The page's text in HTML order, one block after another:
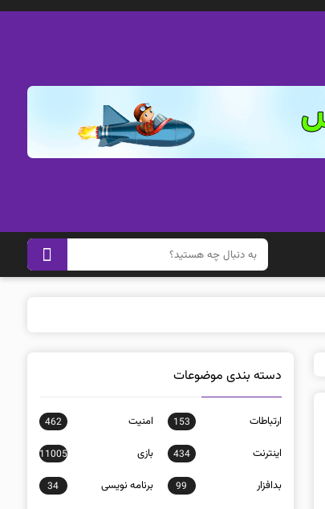
دسته بندی موضوعات
ارتباطات 153 امنيت 462
اينترنت 434 بازی 11005
بدافزار 99 برنامه نويسی 34